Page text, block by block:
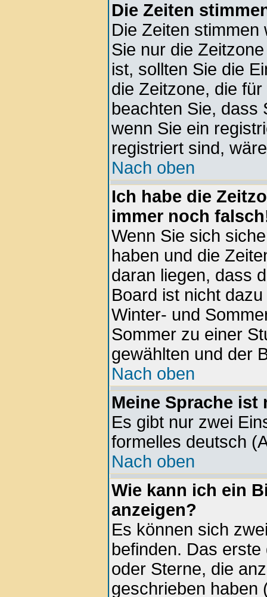
Die Zeiten
Die Zeiten
Sie nur die
ist, sollten Sie die
die Zeitzone, die
beachten Sie, dass
wenn Sie ein
registriert sind,
Nach oben
Ich habe die
immer noch
Wenn Sie sich
haben und die
daran liegen, dass
Board ist nicht
Winter- und
Sommer zu einer
gewählten und der
Nach oben
Meine Sprache
Es gibt nur zwei
formelles deutsch
Nach oben
Wie kann ich ein
anzeigen?
Es können sich
befinden. Das
oder Sterne, die
geschrieben haben